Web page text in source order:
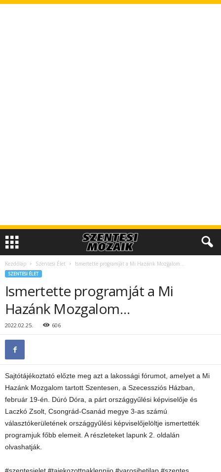
Kezdőlap Szentesi Élet Ismertette programját a Mi Hazánk Mozgalom…
SZENTESI ÉLET
Ismertette programját a Mi
Hazánk Mozgalom…
2022.02.25. 606
Sajtótájékoztató előzte meg azt a lakossági fórumot, amelyet a Mi
Hazánk Mozgalom tartott Szentesen, a Szecessziós Házban,
február 19-én. Dúró Dóra, a párt országgyűlési képviselője és
Laczkó Zsolt, Csongrád-Csanád megye 3-as számú
választókerületének országgyűlési képviselőjelöltje ismertették
programjuk főbb elemeit. A részleteket lapunk 2. oldalán
olvashatják.